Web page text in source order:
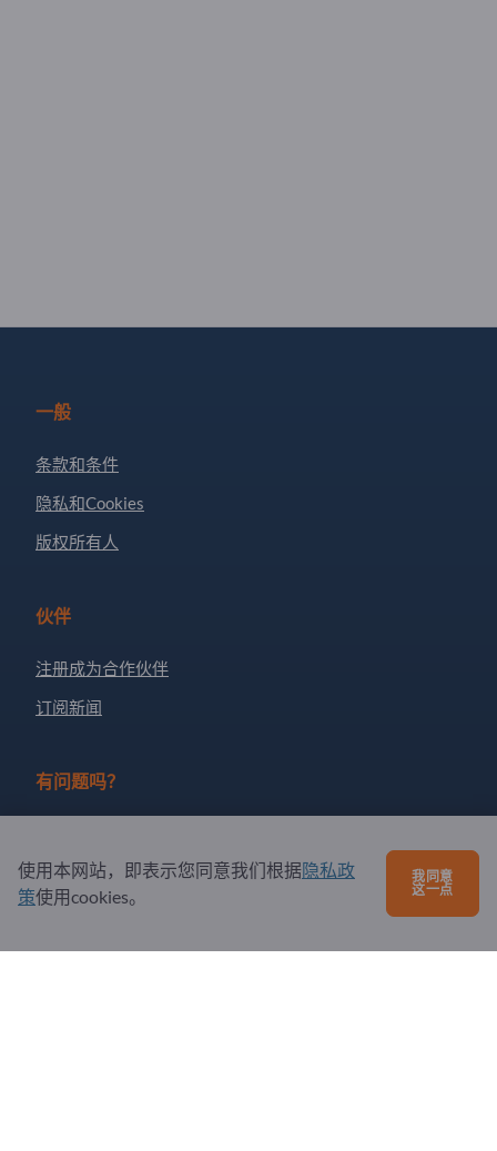
一般
条款和条件
隐私和Cookies
版权所有人
伙伴
注册成为合作伙伴
订阅新闻
有问题吗？
我们提供的服务
关于我们
给Exportpages发送消息
使用本网站，即表示您同意我们根据隐私政
策使用cookies。
我同意
这一点